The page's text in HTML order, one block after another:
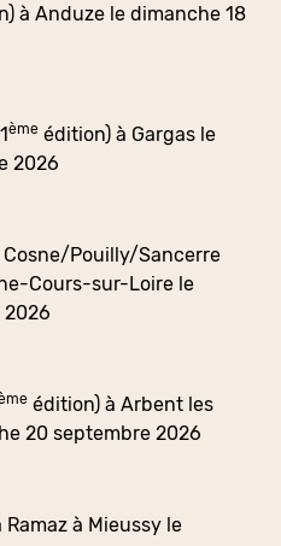
à Anduze le dimanche 18
ème édition) à Gargas le
2026
Cosne/Pouilly/Sancerre
Cours-sur-Loire le
2026
édition) à Arbent les
20 septembre 2026
Ramaz à Mieussy le